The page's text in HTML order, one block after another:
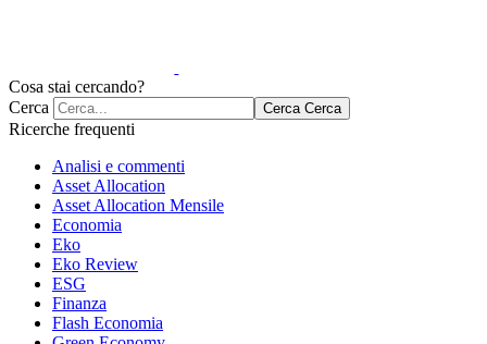
Cosa stai cercando?
Cerca
Cerca Cerca
Ricerche frequenti
Analisi e commenti
Asset Allocation
Asset Allocation Mensile
Economia
Eko
Eko Review
ESG
Finanza
Flash Economia